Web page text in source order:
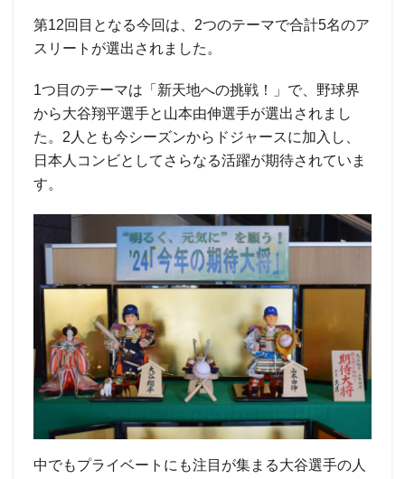
第12回目となる今回は、2つのテーマで合計5名のア
スリートが選出されました。
1つ目のテーマは「新天地への挑戦！」で、野球界
から大谷翔平選手と山本由伸選手が選出されまし
た。2人とも今シーズンからドジャースに加入し、
日本人コンビとしてさらなる活躍が期待されていま
す。
中でもプライベートにも注目が集まる大谷選手の人